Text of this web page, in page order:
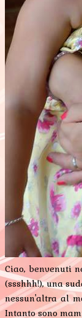
Ciao, benvenuti
(ssshhh!), una
nessun'altra al
Intanto sono